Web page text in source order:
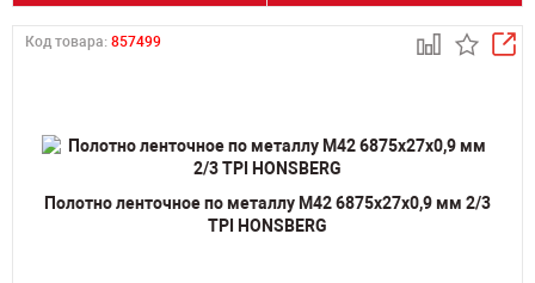
Код товара: 857499
Полотно ленточное по металлу M42 6875х27х0,9 мм 2/3
TPI HONSBERG